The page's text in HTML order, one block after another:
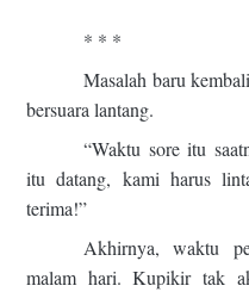
* * *
Masalah baru
bersuara lantang.
“Waktu sore itu
itu datang, kami harus
terima!”
Akhirnya, waktu
malam hari. Kupikir tak